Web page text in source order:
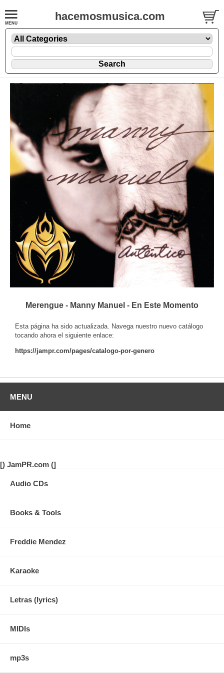
hacemosmusica.com
Merengue - Manny Manuel - En Este Momento
Esta página ha sido actualizada. Navega nuestro nuevo catálogo
tocando ahora el siguiente enlace:
https://jampr.com/pages/catalogo-por-genero
MENU
Home
[) JamPR.com (]
Audio CDs
Books & Tools
Freddie Mendez
Karaoke
Letras (lyrics)
MIDIs
mp3s